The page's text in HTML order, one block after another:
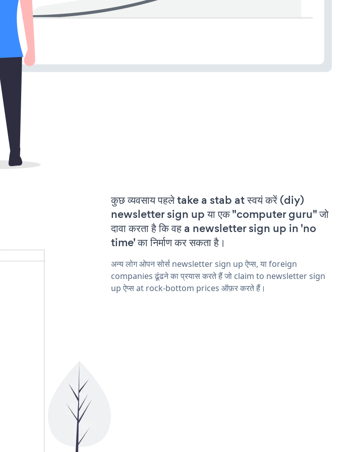
कुछ व्यवसाय पहले take a stab at स्वयं करें (diy)
newsletter sign up या एक "computer guru" जो
दावा करता है कि वह a newsletter sign up in 'no
time' का निर्माण कर सकता है।
अन्य लोग ओपन सोर्स newsletter sign up ऐप्स, या foreign
companies ढूंढने का प्रयास करते हैं जो claim to newsletter sign
up ऐप्स at rock-bottom prices ऑफ़र करते हैं।